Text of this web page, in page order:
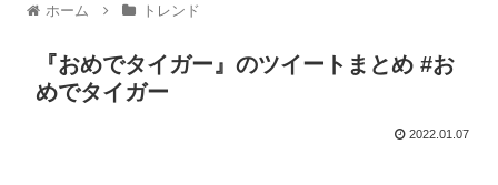
ホーム トレンド
『おめでタイガー』のツイートまとめ #お
めでタイガー
2022.01.07